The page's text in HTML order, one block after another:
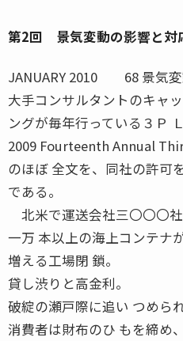
第2回 景気変動の影響と対
JANUARY 2010 68 景気
大手コンサルタントのキャ
ングが毎年行っている３Ｐ
2009 Fourteenth Annual
のほぼ 全文を、同社の許可
である。
北米で運送会社三〇〇〇社
一万 本以上の海上コンテナ
増える工場閉 鎖。
貸し渋りと高金利。
破綻の瀬戸際に追い つめら
消費者は財布のひ もを締め